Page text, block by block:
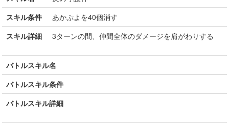
スキル条件
あかぷよを40個消す
スキル詳細
3ターンの間、仲間全体のダメージを肩がわりする
バトルスキル名
バトルスキル条件
バトルスキル詳細